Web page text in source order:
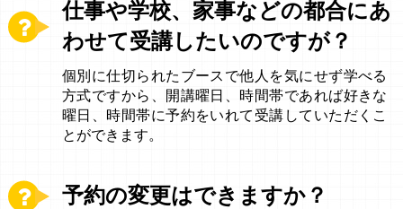
仕事や学校、家事などの都合にあ
わせて受講したいのですが？
個別に仕切られたブースで他人を気にせず学べる
方式ですから、開講曜日、時間帯であれば好きな
曜日、時間帯に予約をいれて受講していただくこ
とができます。
予約の変更はできますか？